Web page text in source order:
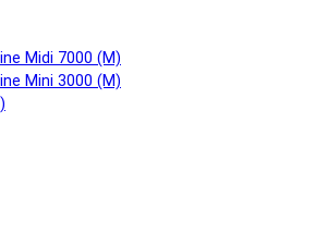
Midi 7000 (М)
Mini 3000 (М)